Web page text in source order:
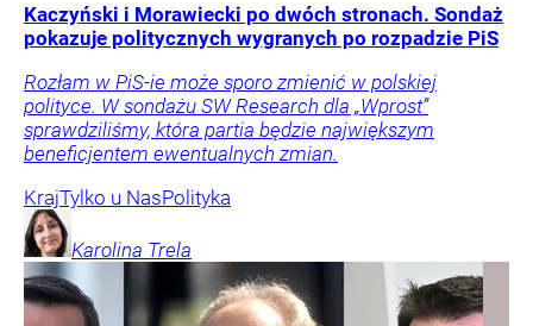
Kaczyński i Morawiecki po dwóch stronach. Sondaż
pokazuje politycznych wygranych po rozpadzie PiS
Rozłam w PiS-ie może sporo zmienić w polskiej
polityce. W sondażu SW Research dla „Wprost”
sprawdziliśmy, która partia będzie największym
beneficjentem ewentualnych zmian.
KrajTylko u NasPolityka
Karolina Trela